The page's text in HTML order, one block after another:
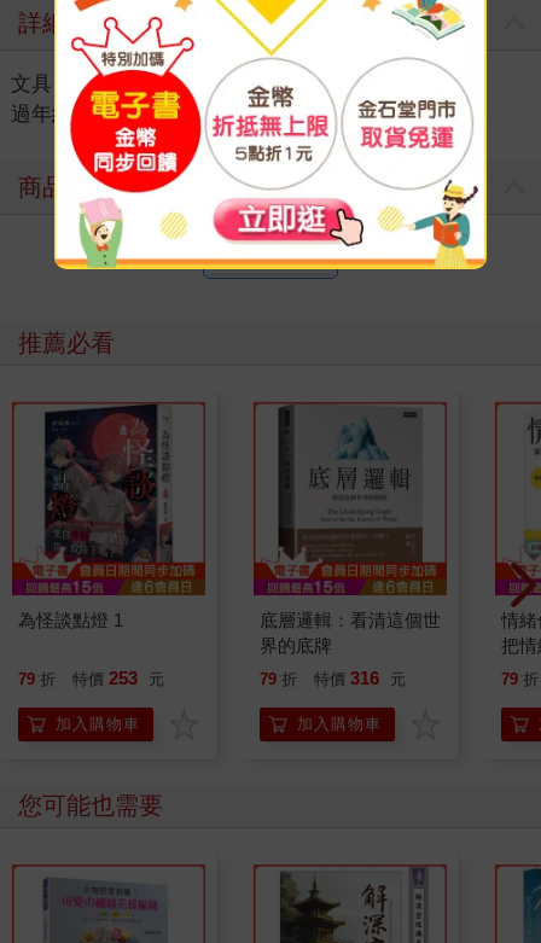
詳細資料
文具 ＞ 節日｜季節性商品 ＞ 過年用品
過年紅包袋
商品評價
推薦必看
為怪談點燈 1
79 折 特價 253 元
加入購物車
底層邏輯：看清這個世
界的底牌
79 折 特價 316 元
加入購物車
情
把
誰
79 折
您可能也需要